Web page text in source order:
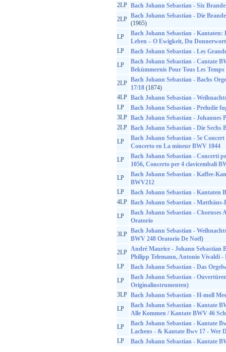
2LP Bach Johann Sebastian - Six
2LP Bach Johann Sebastian - Die
(1965)
LP
Bach Johann Sebastian -
Leben – O Ewigkeit, Du Donnerwort
LP
Bach Johann Sebastian - Les
LP
Bach Johann Sebastian - Cantate
Bekümmernis Pour Tous Les Temps
2LP Bach Johann Sebastian - Bachs
17/18(1874)
4LP Bach Johann Sebastian -
LP
Bach Johann Sebastian - Preludie
3LP Bach Johann Sebastian - Johannes
2LP Bach Johann Sebastian - Die Sechs
LP
Bach Johann Sebastian - 5e
Concerto en La mineur BWV 1044
LP
Bach Johann Sebastian - Concerti
1056, Concerto per 4 clavicembali
LP
Bach Johann Sebastian - Kaffee-
BWV212
LP
Bach Johann Sebastian - Kantaten
4LP Bach Johann Sebastian - Matthäus-
LP
Bach Johann Sebastian - Choruses
Oratorio
3LP Bach Johann Sebastian -
BWV 248 Oratorio De Noël)
2LP André Maurice - Johann Sebastian
Philipp Telemann, Antonio Vivaldi -
LP
Bach Johann Sebastian - Das
LP
Bach Johann Sebastian -
Originalinstrumenten)
3LP Bach Johann Sebastian - H-moll
LP
Bach Johann Sebastian - Kantate
Alle Kommen / Kantate BWV 46
LP
Bach Johann Sebastian - Kantate
Lachens - & Kantate Bwv 17 - Wer
LP
Bach Johann Sebastian - Kantate